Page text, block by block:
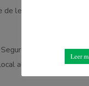
les corals de Sant
i Policia
al llarg de tot l’any”.
Leer